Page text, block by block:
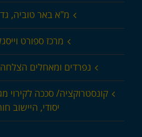
מ"א באר טוביה,
מרכז ספורט
נפרדים ומאחלים
קונסטרוקציה/ סככה לקירוי
יסודי, היישוב